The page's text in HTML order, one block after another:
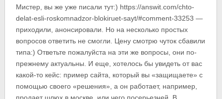
Мистер, вы же уже писали тут:) https://answit.com/chto-
delat-esli-roskomnadzor-blokiruet-sayt/#comment-33253 —
приходили, анонсировали. Но на несколько простых
вопросов ответить не смогли. Цену смотрю чуток сбавили
типа:) Ответьте пожалуйста на эти же вопросы, они по-
прежнему актуальны. И еще, хотелось бы увидеть от вас
какой-то кейс: пример сайта, который вы «защищаете» с
помощью своего «решения», а он работает, например,